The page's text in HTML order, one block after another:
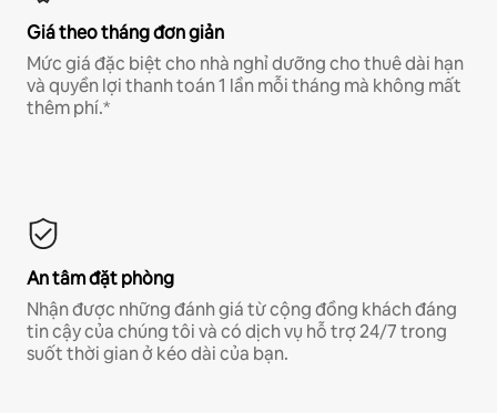
Giá theo tháng đơn giản
Mức giá đặc biệt cho nhà nghỉ dưỡng cho thuê dài hạn
và quyền lợi thanh toán 1 lần mỗi tháng mà không mất
thêm phí.*
An tâm đặt phòng
Nhận được những đánh giá từ cộng đồng khách đáng
tin cậy của chúng tôi và có dịch vụ hỗ trợ 24/7 trong
suốt thời gian ở kéo dài của bạn.